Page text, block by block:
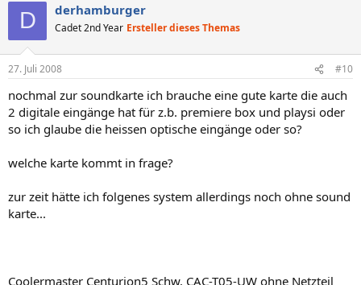
D derhamburger
Cadet 2nd Year Ersteller dieses Themas
27. Juli 2008 #10
nochmal zur soundkarte ich brauche eine gute karte die auch
2 digitale eingänge hat für z.b. premiere box und playsi oder
so ich glaube die heissen optische eingänge oder so?
welche karte kommt in frage?
zur zeit hätte ich folgenes system allerdings noch ohne sound
karte...
Coolermaster Centurion5 Schw. CAC-T05-UW ohne Netzteil